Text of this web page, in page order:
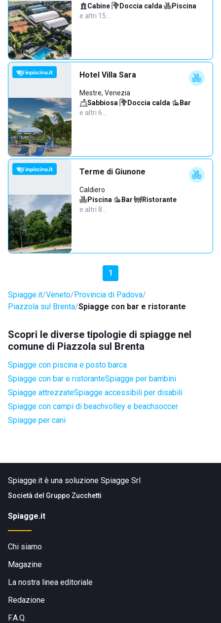
Cabine· Doccia calda· Piscina·
e altri 15…
Hotel Villa Sara
Mestre, Venezia
Sabbiosa· Doccia calda· Bar·
e altri 6…
Terme di Giunone
Caldiero
Piscina· Bar· Ristorante·
e altri 8…
1
Spiagge.it Veneto Provincia di Padova
Piazzola sul Brenta Spiagge con bar e ristorante
Scopri le diverse tipologie di spiagge nel
comune di Piazzola sul Brenta
Spiagge con piscina e posto barca
Spiagge con bar e ristoranteSpiagge per bambini
Spiagge attrezzateSpiagge accessibili per disabili
Spiagge con campi di beachvolley e beachsoccer
Spiagge per cani
Spiagge.it è una soluzione Spiagge Srl
Società del Gruppo Zucchetti
Spiagge.it
Chi siamo
Magazine
La nostra linea editoriale
Redazione
F.A.Q.